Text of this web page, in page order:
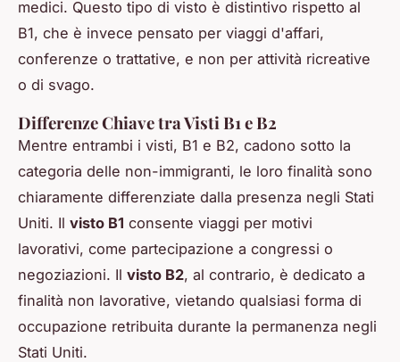
medici. Questo tipo di visto è distintivo rispetto al
B1, che è invece pensato per viaggi d'affari,
conferenze o trattative, e non per attività ricreative
o di svago.
Differenze Chiave tra Visti B1 e B2
Mentre entrambi i visti, B1 e B2, cadono sotto la
categoria delle non-immigranti, le loro finalità sono
chiaramente differenziate dalla presenza negli Stati
Uniti. Il visto B1 consente viaggi per motivi
lavorativi, come partecipazione a congressi o
negoziazioni. Il visto B2, al contrario, è dedicato a
finalità non lavorative, vietando qualsiasi forma di
occupazione retribuita durante la permanenza negli
Stati Uniti.